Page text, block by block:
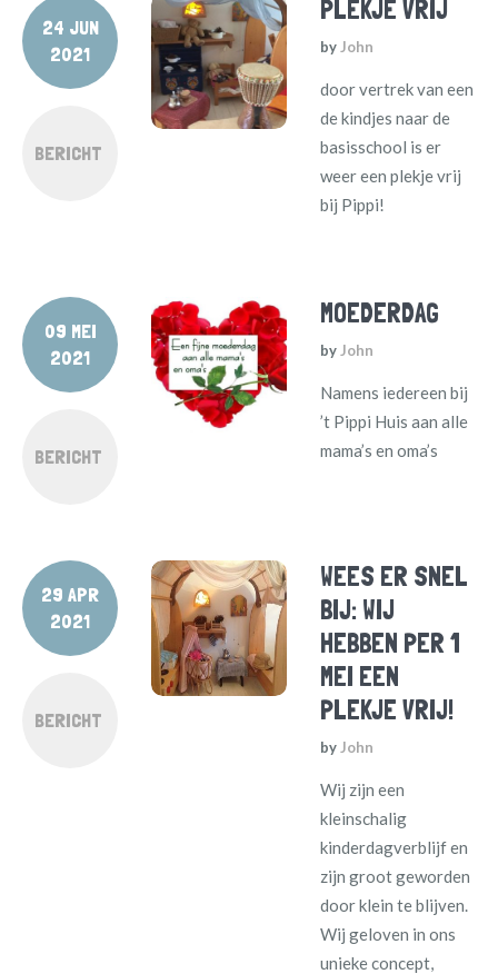
24 JUN
2021
BERICHT
PLEKJE VRIJ
by John
door vertrek van een
de kindjes naar de
basisschool is er
weer een plekje vrij
bij Pippi!
09 MEI
2021
BERICHT
MOEDERDAG
by John
Namens iedereen bij
’t Pippi Huis aan alle
mama’s en oma’s
29 APR
2021
BERICHT
WEES ER SNEL
BIJ: WIJ
HEBBEN PER 1
MEI EEN
PLEKJE VRIJ!
by John
Wij zijn een
kleinschalig
kinderdagverblijf en
zijn groot geworden
door klein te blijven.
Wij geloven in ons
unieke concept,